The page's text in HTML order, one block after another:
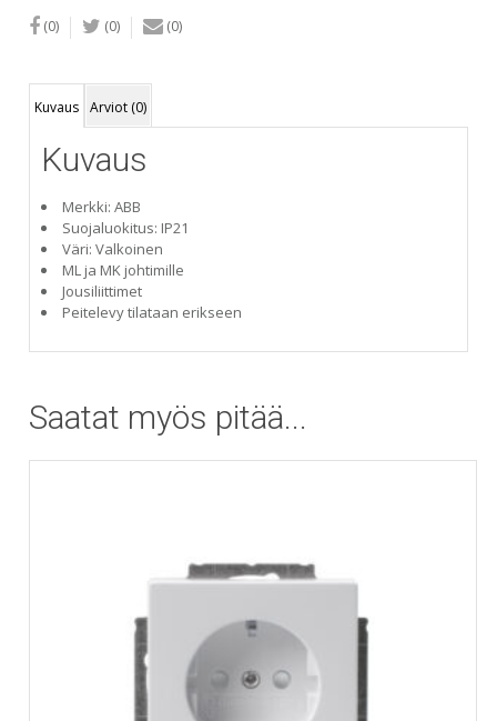
(0) (0) (0)
Kuvaus Arviot (0)
Kuvaus
Merkki: ABB
Suojaluokitus: IP21
Väri: Valkoinen
ML ja MK johtimille
Jousiliittimet
Peitelevy tilataan erikseen
Saatat myös pitää...